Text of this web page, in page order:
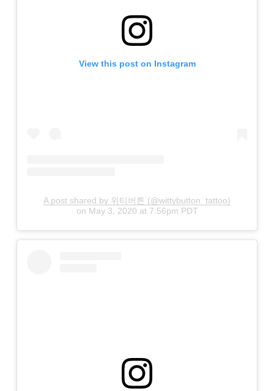
View this post on Instagram
A post shared by 위티버튼 (@wittybutton_tattoo)
on May 3, 2020 at 7:56pm PDT